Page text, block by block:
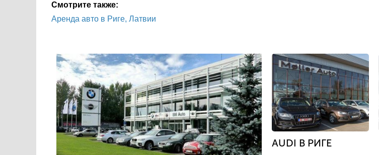
Смотрите также:
Аренда авто в Риге, Латвии
AUDI В РИГЕ